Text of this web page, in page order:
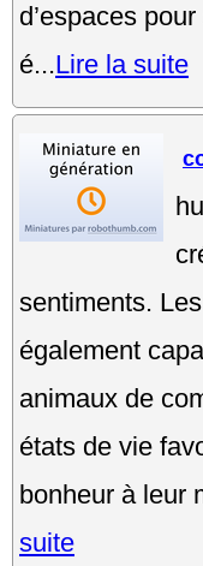
d’espaces
é...Lire la suite
sentiments.
également
animaux de
états de vie
bonheur à leur
suite